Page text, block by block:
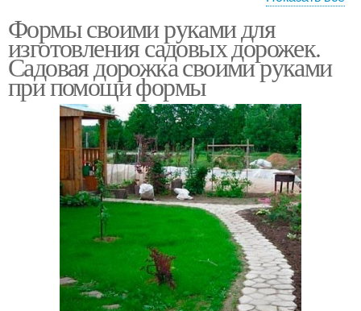
Металлическая форма
плитки
Руки без форм Дорожка из дерева
Дорожки из досок
Дорожки из деревянных
спилов
Дорожки из щепок Тротуарная дорожка
Формы своими руками для
изготовления садовых дорожек.
Садовая дорожка своими руками
при помощи формы